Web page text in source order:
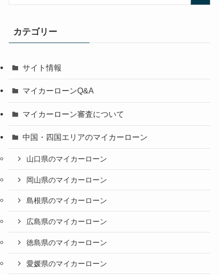
カテゴリー
サイト情報
マイカーローンQ&A
マイカーローン審査について
中国・四国エリアのマイカーローン
山口県のマイカーローン
岡山県のマイカーローン
島根県のマイカーローン
広島県のマイカーローン
徳島県のマイカーローン
愛媛県のマイカーローン